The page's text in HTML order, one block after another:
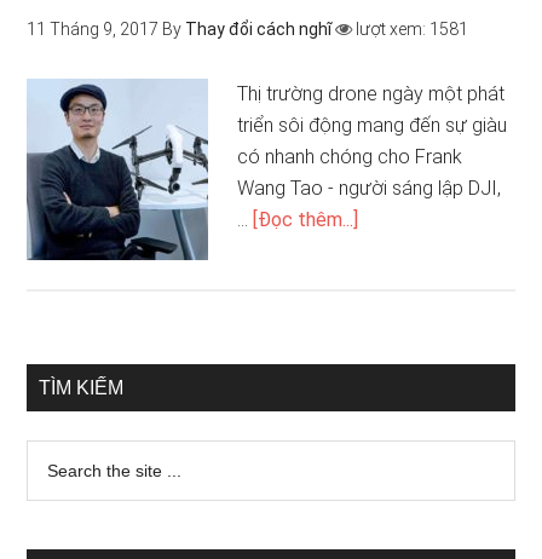
11 Tháng 9, 2017 By Thay đổi cách nghĩ lượt xem: 1581
Thị trường drone ngày một phát
triển sôi động mang đến sự giàu
có nhanh chóng cho Frank
Wang Tao - người sáng lập DJI,
… [Đọc thêm...]
TÌM KIẾM